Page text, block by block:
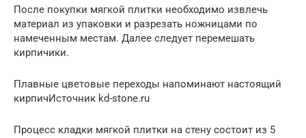
После покупки мягкой плитки необходимо извлечь
материал из упаковки и разрезать ножницами по
намеченным местам. Далее следует перемешать
кирпичики.
Плавные цветовые переходы напоминают настоящий
кирпичИсточник kd-stone.ru
Процесс кладки мягкой плитки на стену состоит из 5